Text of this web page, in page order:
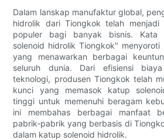
Dalam lanskap manufaktur global,
hidrolik dari Tiongkok telah menjadi
populer bagi banyak bisnis.
solenoid hidrolik Tiongkok"
yang menawarkan berbagai
seluruh dunia. Dari efisiensi
teknologi, produsen Tiongkok telah
kunci yang memasok katup
tinggi untuk memenuhi beragam
ini membahas berbagai manfaat
pabrik-pabrik yang berbasis di
dalam katup solenoid hidrolik.